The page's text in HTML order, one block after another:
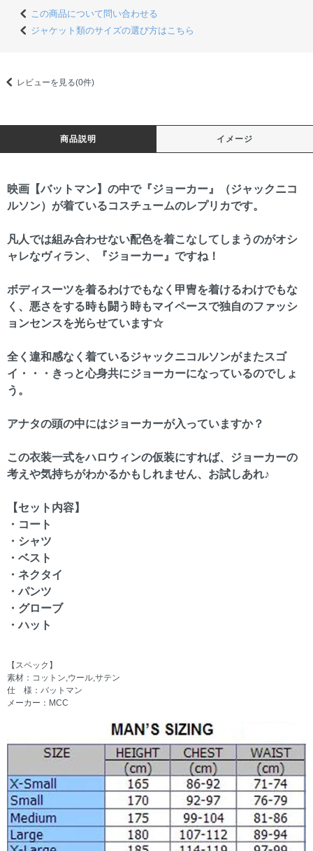
この商品について問い合わせる
ジャケット類のサイズの選び方はこちら
レビューを見る(0件)
商品説明 イメージ
映画【バットマン】の中で『ジョーカー』（ジャックニコ
ルソン）が着ているコスチュームのレプリカです。
凡人では組み合わせない配色を着こなしてしまうのがオシ
ャレなヴィラン、『ジョーカー』ですね！
ボディスーツを着るわけでもなく甲冑を着けるわけでもな
く、悪さをする時も闘う時もマイペースで独自のファッシ
ョンセンスを光らせています☆
全く違和感なく着ているジャックニコルソンがまたスゴ
イ・・・きっと心身共にジョーカーになっているのでしょ
う。
アナタの頭の中にはジョーカーが入っていますか？
この衣装一式をハロウィンの仮装にすれば、ジョーカーの
考えや気持ちがわかるかもしれません、お試しあれ♪
【セット内容】
・コート
・シャツ
・ベスト
・ネクタイ
・パンツ
・グローブ
・ハット
【スペック】
素材：コットン,ウール,サテン
仕 様：バットマン
メーカー：MCC